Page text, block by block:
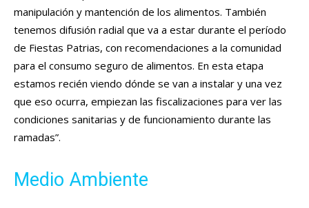
manipulación y mantención de los alimentos. También
tenemos difusión radial que va a estar durante el período
de Fiestas Patrias, con recomendaciones a la comunidad
para el consumo seguro de alimentos. En esta etapa
estamos recién viendo dónde se van a instalar y una vez
que eso ocurra, empiezan las fiscalizaciones para ver las
condiciones sanitarias y de funcionamiento durante las
ramadas”.
Medio Ambiente